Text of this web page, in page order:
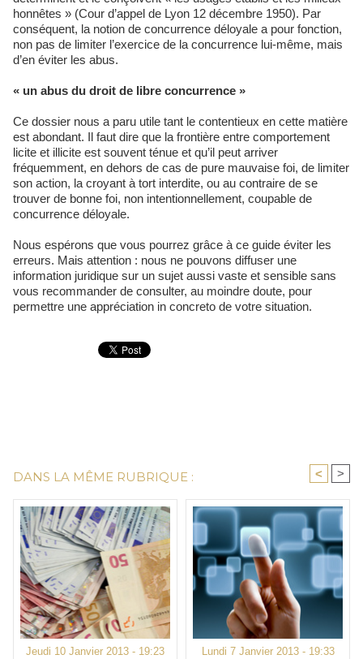
honnêtes » (Cour d’appel de Lyon 12 décembre 1950). Par
conséquent, la notion de concurrence déloyale a pour fonction,
non pas de limiter l’exercice de la concurrence lui-même, mais
d’en éviter les abus.
« un abus du droit de libre concurrence »
Ce dossier nous a paru utile tant le contentieux en cette matière
est abondant. Il faut dire que la frontière entre comportement
licite et illicite est souvent ténue et qu’il peut arriver
fréquemment, en dehors de cas de pure mauvaise foi, de limiter
son action, la croyant à tort interdite, ou au contraire de se
trouver de bonne foi, non intentionnellement, coupable de
concurrence déloyale.
Nous espérons que vous pourrez grâce à ce guide éviter les
erreurs. Mais attention : nous ne pouvons diffuser une
information juridique sur un sujet aussi vaste et sensible sans
vous recommander de consulter, au moindre doute, pour
permettre une appréciation in concreto de votre situation.
DANS LA MÊME RUBRIQUE : < >
Jeudi 10 Janvier 2013 - 19:23 Lundi 7 Janvier 2013 - 19:33